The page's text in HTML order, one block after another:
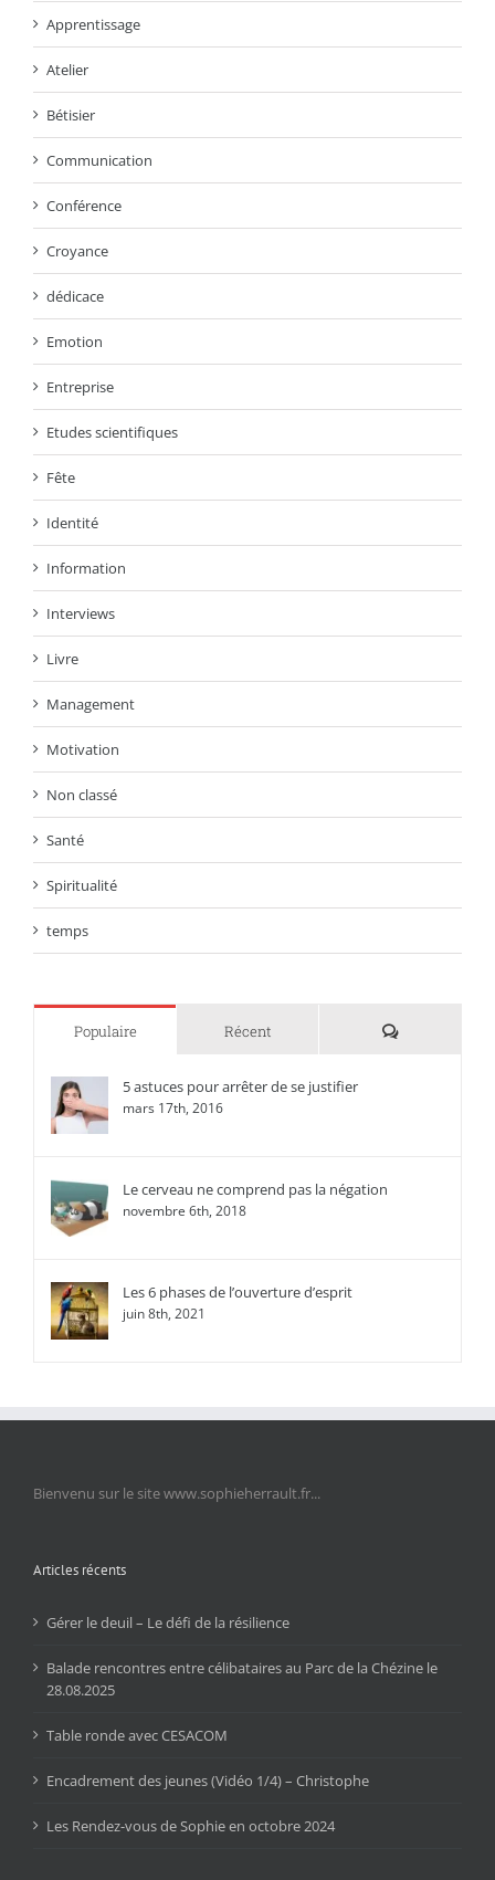
Apprentissage
Atelier
Bétisier
Communication
Conférence
Croyance
dédicace
Emotion
Entreprise
Etudes scientifiques
Fête
Identité
Information
Interviews
Livre
Management
Motivation
Non classé
Santé
Spiritualité
temps
Populaire Récent
5 astuces pour arrêter de se justifier
mars 17th, 2016
Le cerveau ne comprend pas la négation
novembre 6th, 2018
Les 6 phases de l’ouverture d’esprit
juin 8th, 2021
Bienvenu sur le site www.sophieherrault.fr...
Articles récents
Gérer le deuil – Le défi de la résilience
Balade rencontres entre célibataires au Parc de la Chézine le
28.08.2025
Table ronde avec CESACOM
Encadrement des jeunes (Vidéo 1/4) – Christophe
Les Rendez-vous de Sophie en octobre 2024